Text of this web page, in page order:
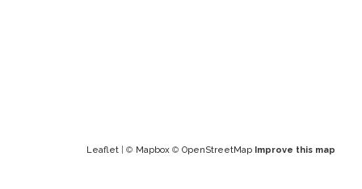
Leaflet | © Mapbox © OpenStreetMap Improve this map